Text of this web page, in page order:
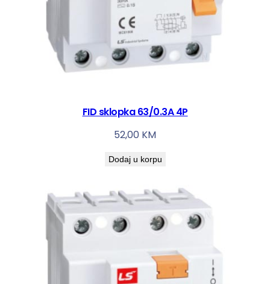
FID sklopka 63/0.3A 4P
52,00 KM
Dodaj u korpu